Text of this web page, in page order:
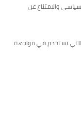
والامتناع عن
التي تستخدم في مواجهة